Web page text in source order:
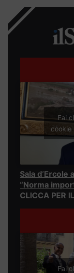
Fai
cookie
Sala
“Norma
CLICCA PER
Fai